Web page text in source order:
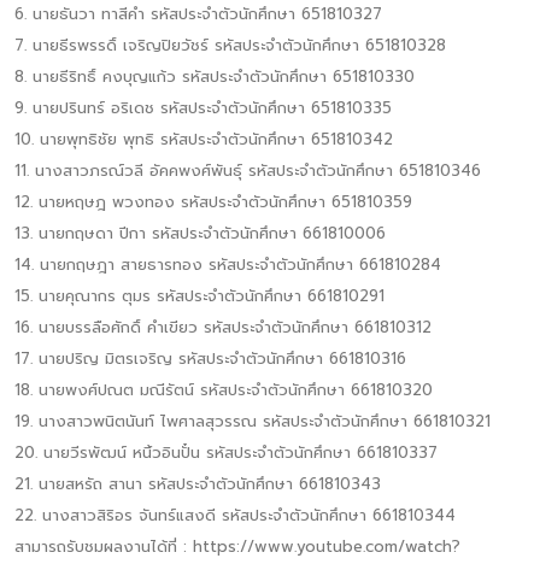
6. นายธันวา ทาสีคำ รหัสประจำตัวนักศึกษา 651810327
7. นายธีรพรรดิ์ เจริญปิยวัชร์ รหัสประจำตัวนักศึกษา 651810328
8. นายธีริทธิ์ คงบุญแก้ว รหัสประจำตัวนักศึกษา 651810330
9. นายปรินทร์ อริเดช รหัสประจำตัวนักศึกษา 651810335
10. นายพุทธิชัย พุทธิ รหัสประจำตัวนักศึกษา 651810342
11. นางสาวภรณ์วลี อัคคพงศ์พันธุ์ รหัสประจำตัวนักศึกษา 651810346
12. นายหฤษฎ พวงทอง รหัสประจำตัวนักศึกษา 651810359
13. นายกฤษดา ปีกา รหัสประจำตัวนักศึกษา 661810006
14. นายกฤษฎา สายธารทอง รหัสประจำตัวนักศึกษา 661810284
15. นายคุณากร ตุมร รหัสประจำตัวนักศึกษา 661810291
16. นายบรรลือศักดิ์ คำเขียว รหัสประจำตัวนักศึกษา 661810312
17. นายปริญ มิตรเจริญ รหัสประจำตัวนักศึกษา 661810316
18. นายพงศ์ปณต มณีรัตน์ รหัสประจำตัวนักศึกษา 661810320
19. นางสาวพนิตนันท์ ไพศาลสุวรรณ รหัสประจำตัวนักศึกษา 661810321
20. นายวีรพัฒน์ หนิ้วอินปั๋น รหัสประจำตัวนักศึกษา 661810337
21. นายสหรัถ สานา รหัสประจำตัวนักศึกษา 661810343
22. นางสาวสิริอร จันทร์แสงดี รหัสประจำตัวนักศึกษา 661810344
สามารถรับชมผลงานได้ที่ : https://www.youtube.com/watch?